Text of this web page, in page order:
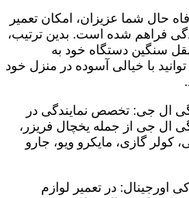
حال شما عزیزان، امکان تعمیر
فراهم شده است. بدین ترتیب،
سنگین دستگاه خود به
با خیالی آسوده در منزل خود
ال جی: تخصص نمایندگی در
ال جی از جمله یخچال فریزر،
گازی، مایکرو ویو، جارو
اورجینال: در تعمیر لوازم